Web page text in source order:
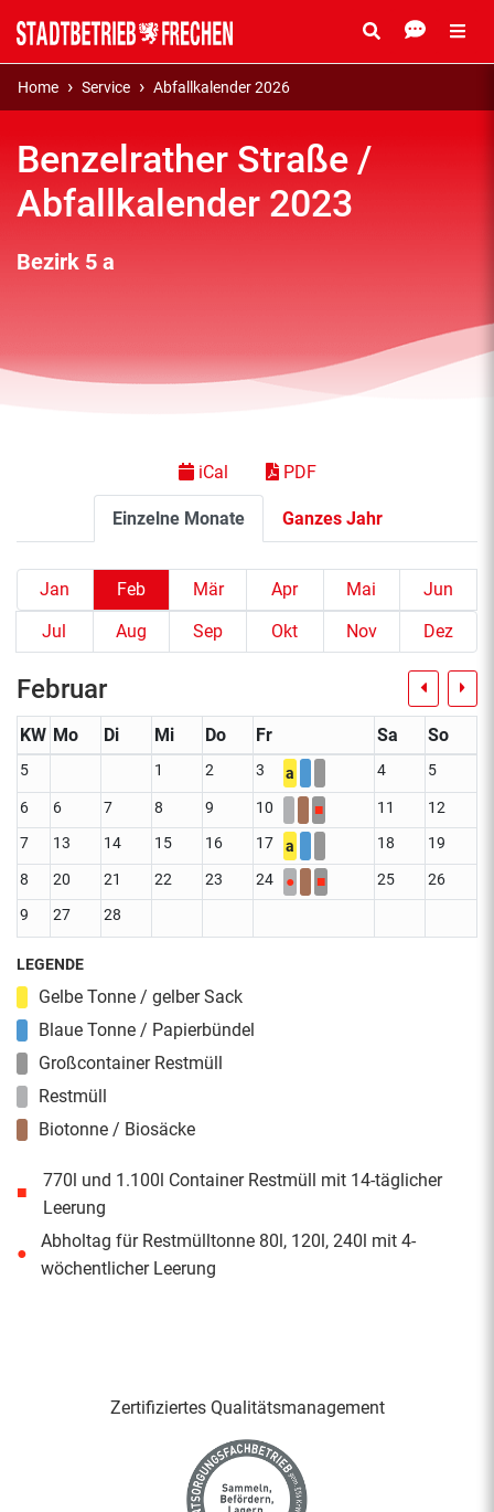
Home Service Abfallkalender 2026
Benzelrather Straße /
Abfallkalender 2023
Bezirk 5 a
Einzelne Monate Ganzes Jahr
iCal PDF
Jan Feb Mär Apr Mai
Jun
Jul
Aug Sep Okt Nov Dez
Februar
KW Mo Di Mi Do Fr Sa So
5 1 2 3 a 4 5
6 6 7 8 9 10 ■ 11
12
7
13 14 15 16 17 a 18 19
8 20 21 22 23 24 ● ■ 25
26
9
27 28
LEGENDE
Gelbe Tonne / gelber Sack
Blaue Tonne / Papierbündel
Großcontainer Restmüll
Restmüll
Biotonne / Biosäcke
■
770l und 1.100l Container Restmüll mit 14-täglicher
Leerung
●
Abholtag für Restmülltonne 80l, 120l, 240l mit 4-
wöchentlicher Leerung
Zertifiziertes Qualitäts­management